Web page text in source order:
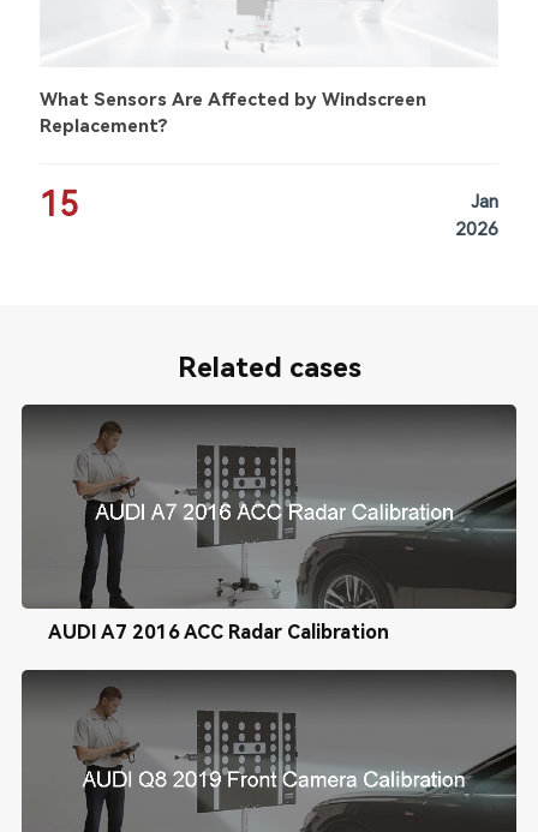
What Sensors Are Affected by Windscreen
Replacement?
15
Jan
2026
Related cases
AUDI A7 2016 ACC Radar Calibration